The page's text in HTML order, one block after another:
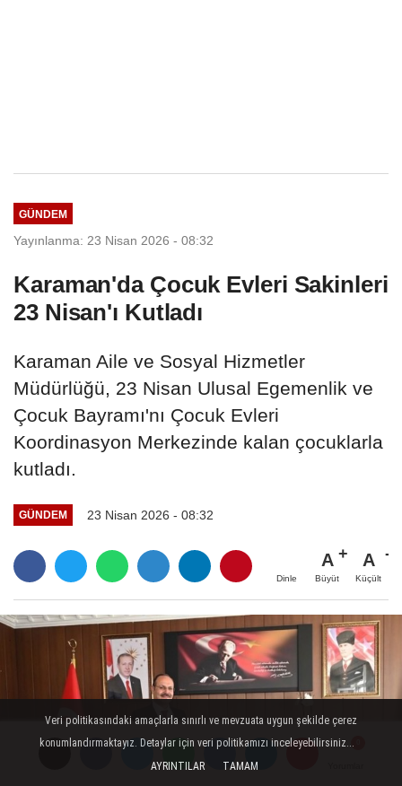
GÜNDEM
Yayınlanma: 23 Nisan 2026 - 08:32
Karaman'da Çocuk Evleri Sakinleri
23 Nisan'ı Kutladı
Karaman Aile ve Sosyal Hizmetler
Müdürlüğü, 23 Nisan Ulusal Egemenlik ve
Çocuk Bayramı'nı Çocuk Evleri
Koordinasyon Merkezinde kalan çocuklarla
kutladı.
GÜNDEM 23 Nisan 2026 - 08:32
Dinle
A
Büyüt
A
Küçült
Veri politikasındaki amaçlarla sınırlı ve mevzuata uygun şekilde çerez
konumlandırmaktayız. Detaylar için veri politikamızı inceleyebilirsiniz...
AYRINTILAR
TAMAM